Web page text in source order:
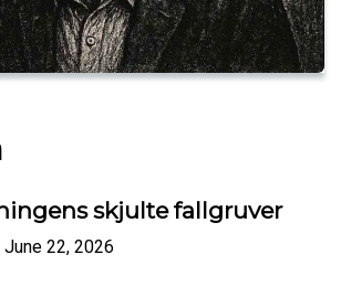
skjulte fallgruver
June 22, 2026